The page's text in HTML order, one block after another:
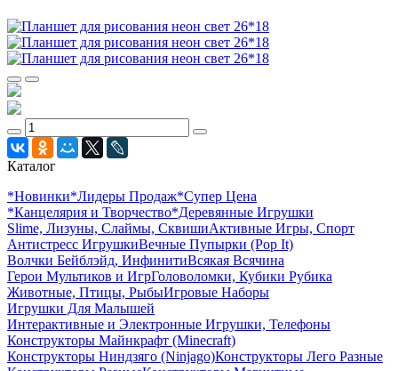
Каталог
*Новинки*Лидеры Продаж*Супер Цена
*Канцелярия и Творчество*Деревянные Игрушки
Slime, Лизуны, Слаймы, СквишиАктивные Игры, Спорт
Антистресс ИгрушкиВечные Пупырки (Pop It)
Волчки Бейблэйд, ИнфинитиВсякая Всячина
Герои Мультиков и ИгрГоловоломки, Кубики Рубика
Животные, Птицы, РыбыИгровые Наборы
Игрушки Для Малышей
Интерактивные и Электронные Игрушки, Телефоны
Конструкторы Майнкрафт (Minecraft)
Конструкторы Ниндзяго (Ninjago)Конструкторы Лего Разные